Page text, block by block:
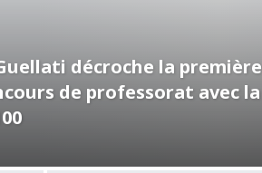
décroche la première
de professorat avec la